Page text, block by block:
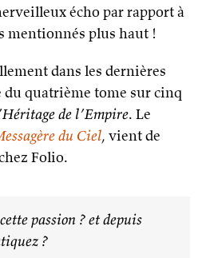
écho par rapport à
mentionnés plus haut !
dans les dernières
du quatrième tome sur cinq
de l’Empire. Le
du Ciel, vient de
Folio.
passion ? et depuis
?